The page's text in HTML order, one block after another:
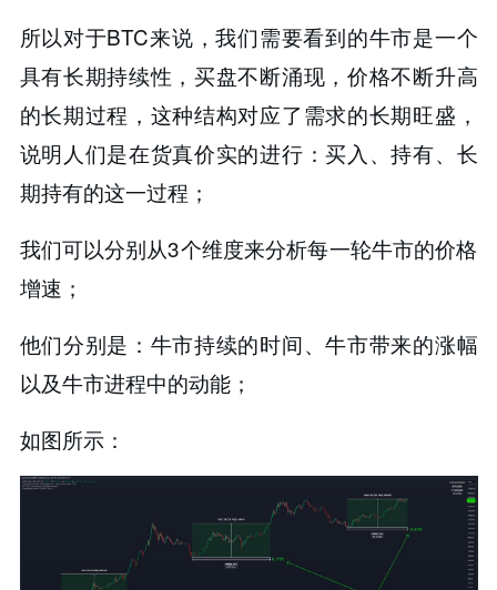
所以对于BTC来说，我们需要看到的牛市是一个
具有长期持续性，买盘不断涌现，价格不断升高
的长期过程，这种结构对应了需求的长期旺盛，
说明人们是在货真价实的进行：买入、持有、长
期持有的这一过程；
我们可以分别从3个维度来分析每一轮牛市的价格
增速；
他们分别是：牛市持续的时间、牛市带来的涨幅
以及牛市进程中的动能；
如图所示：